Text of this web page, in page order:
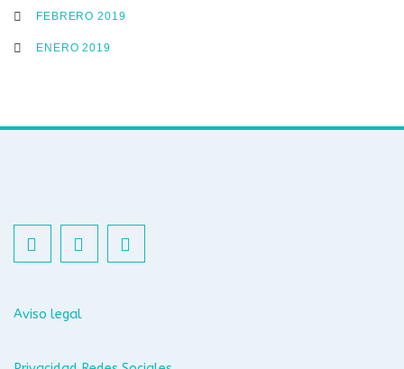
FEBRERO 2019
ENERO 2019
Aviso legal